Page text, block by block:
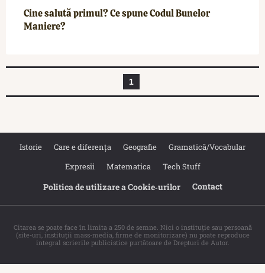
Cine salută primul? Ce spune Codul Bunelor
Maniere?
1
Istorie Care e diferența Geografie
Gramatică/Vocabular
Expresii
Matematica Tech Stuff
Politica de utilizare a Cookie‐urilor Contact
Citarea se poate face în limita a 250 de semne. Nici o instituţie sau persoană
(site-uri, instituţii mass-media, firme de monitorizare) nu poate reproduce
integral scrierile publicistice purtătoare de Drepturi de Autor.